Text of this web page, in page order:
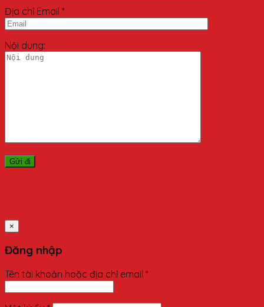
Địa chỉ Email *
Nội dung:
×
Đăng nhập
Tên tài khoản hoặc địa chỉ email *